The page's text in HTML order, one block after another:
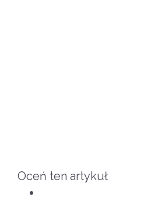
Oceń ten artykuł